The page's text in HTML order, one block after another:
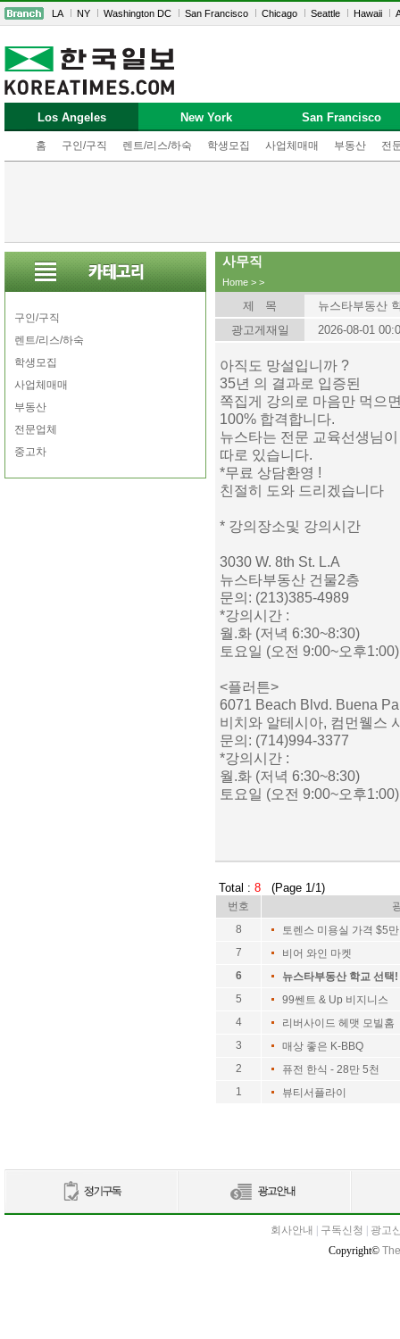
LA NY Washington DC San Francisco Chicago Seattle Hawaii
Los Angeles
홈 구인/구직 렌트/리스/하숙 학생모집 사업체매매 부동산 전
New York San Francisco
구인/구직
렌트/리스/하숙
학생모집
사업체매매
부동산
전문업체
중고차
사무직
Home > >
제 목
뉴스타부동산
광고게재일
2026-08-01
아직도 망설입니까 ?
35년 의 결과로 입증된
쪽집게 강의로 마음만 먹으
100% 합격합니다.
뉴스타는 전문 교육선생님
따로 있습니다.
*무료 상담환영 !
친절히 도와 드리겠습니다
* 강의장소및 강의시간
3030 W. 8th St. L.A
뉴스타부동산 건물2층
문의: (213)385-4989
*강의시간 :
월.화 (저녁 6:30~8:30)
토요일 (오전 9:00~오후1:00)
<플러튼>
6071 Beach Blvd. Buena
비치와 알테시아, 컴먼웰스
문의: (714)994-3377
*강의시간 :
월.화 (저녁 6:30~8:30)
토요일 (오전 9:00~오후1:00)
Total : 8 (Page 1/1)
번호
8
토렌스 미용실 가격 $5만
7
비어 와인 마켓
6
뉴스타부동산 학교 선택!
5
99쎈트 & Up 비지니스
4
리버사이드 헤맷 모빌홈
3
매상 좋은 K-BBQ
2
퓨전 한식 - 28만 5천
1
뷰티서플라이
회사안내 구독신청
광고
Copyright©